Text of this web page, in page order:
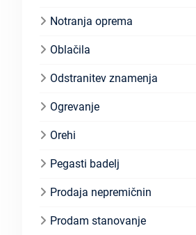
Notranja oprema
Oblačila
Odstranitev znamenja
Ogrevanje
Orehi
Pegasti badelj
Prodaja nepremičnin
Prodam stanovanje